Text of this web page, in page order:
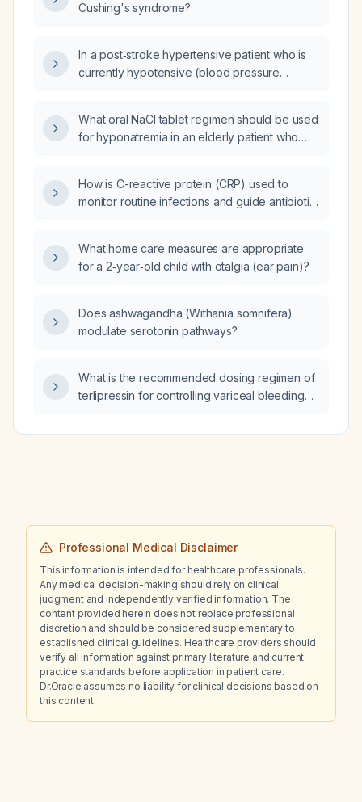
Cushing's syndrome?
In a post‑stroke hypertensive patient who is
currently hypotensive (blood pressure
telmisartan (80 mg daily), amlodipine (5 mg
daily), or clonidine (150 µg daily)?
What oral NaCl tablet regimen should be used
for hyponatremia in an elderly patient who
How is C-reactive protein (CRP) used to
monitor routine infections and guide antibiotic
What home care measures are appropriate
for a 2‑year‑old child with otalgia (ear pain)?
Does ashwagandha (Withania somnifera)
modulate serotonin pathways?
What is the recommended dosing regimen of
terlipressin for controlling variceal bleeding
Professional Medical Disclaimer
This information is intended for healthcare professionals.
Any medical decision-making should rely on clinical
judgment and independently verified information. The
content provided herein does not replace professional
discretion and should be considered supplementary to
established clinical guidelines. Healthcare providers should
verify all information against primary literature and current
practice standards before application in patient care.
Dr.Oracle assumes no liability for clinical decisions based on
this content.